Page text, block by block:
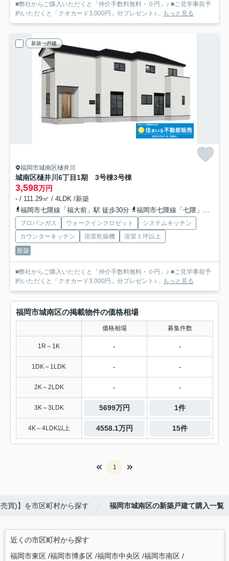
■弊社からご購入いただくと「仲介手数料無料・０円」♪ ■ご見学事前予
約いただくと「クオカード3,000円」分プレゼント♪... もっと見る
新築一戸建
福岡市城南区樋井川
城南区樋井川6丁目1期 3号棟3号棟
3,598万円
- / 111.29㎡ / 4LDK /新築
福岡市七隈線「福大前」駅 徒歩30分
福岡市七隈線「七隈」駅 徒歩39分
プロパンガス ウォークインクロゼット
システムキッチン
カウンターキッチン
浴室乾燥機
浴室１坪以上
新築
■弊社からご購入いただくと「仲介手数料無料・０円」♪ ■ご見学事前予
約いただくと「クオカード3,000円」分プレゼント♪...
もっと見る
福岡市城南区の掲載物件の価格相場
価格相場 募集件数
1R～1K - -
1DK～1LDK - -
2K～2LDK - -
3K～3LDK 5699万円 1件
4K～4LDK以上 4558.1万円 15件
1
買)】を市区町村から探す 福岡市城南区の新築戸建て購入一覧
近くの市区町村から探す
福岡市東区 福岡市博多区 福岡市中央区 福岡市南区